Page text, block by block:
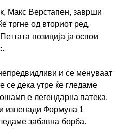
Макс Верстапен, заврши
тргне од вториот ред,
позиција ја освои
и се менуваат
се дека утре ќе гледаме
е легендарна патека,
изненади Формула 1
забавна борба.